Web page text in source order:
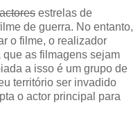
actores estrelas de
de guerra. No entanto,
o filme, o realizador
que as filmagens sejam
a isso é um grupo de
território ser invadido
o actor principal para